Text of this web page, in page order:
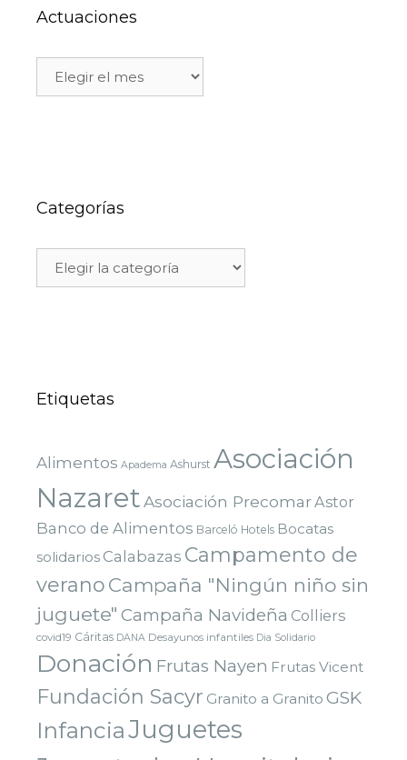
Actuaciones
Categorías
Etiquetas
Alimentos Apadema Ashurst Asociación
NazaretAsociación PrecomarAstor
Banco de Alimentos Barceló Hotels Bocatas
solidarios Calabazas Campamento de
verano Campaña "Ningún niño sin
juguete" Campaña Navideña Colliers
covid19 Cáritas DANA Desayunos infantiles Dia Solidario
Donación Frutas Nayen Frutas Vicent
Fundación Sacyr Granito a Granito GSK
InfanciaJuguetes